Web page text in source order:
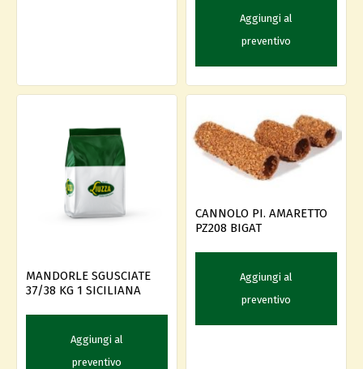
Aggiungi al
preventivo
MANDORLE SGUSCIATE
37/38 KG 1 SICILIANA
Aggiungi al
preventivo
CANNOLO PI. AMARETTO
PZ208 BIGAT
Aggiungi al
preventivo